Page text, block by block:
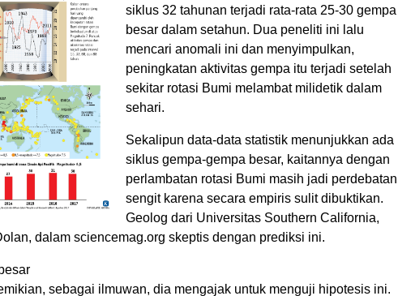
siklus 32 tahunan terjadi rata-rata 25-30 gempa
besar dalam setahun. Dua peneliti ini lalu
mencari anomali ini dan menyimpulkan,
peningkatan aktivitas gempa itu terjadi setelah
sekitar rotasi Bumi melambat milidetik dalam
sehari.
Sekalipun data-data statistik menunjukkan ada
siklus gempa-gempa besar, kaitannya dengan
perlambatan rotasi Bumi masih jadi perdebatan
sengit karena secara empiris sulit dibuktikan.
Geolog dari Universitas Southern California,
dalam sciencemag.org skeptis dengan prediksi ini.
sebagai ilmuwan, dia mengajak untuk menguji hipotesis ini.